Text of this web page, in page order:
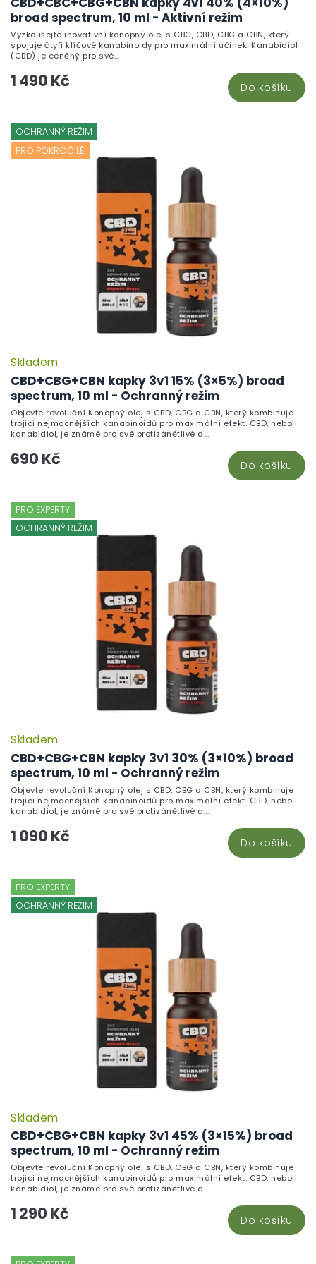
broad spectrum, 10 ml - Aktivní režim
1 490 Kč Do košíku
Vyzkoušejte inovativní konopný olej s CBC, CBD, CBG a CBN, který
spojuje čtyři klíčové kanabinoidy pro maximální účinek. Kanabidiol
(CBD) je ceněný pro své...
OCHRANNÝ REŽIM
PRO POKROČILÉ
CBD+CBG+CBN kapky 3v1 15% (3×5%) broad
spectrum, 10 ml - Ochranný režim
Skladem
690 Kč Do košíku
Objevte revoluční Konopný olej s CBD, CBG a CBN, který kombinuje
trojici nejmocnějších kanabinoidů pro maximální efekt. CBD, neboli
kanabidiol, je známé pro své protizánětlivé a...
PRO EXPERTY
OCHRANNÝ REŽIM
CBD+CBG+CBN kapky 3v1 30% (3×10%) broad
spectrum, 10 ml - Ochranný režim
Skladem
1 090 Kč Do košíku
Objevte revoluční Konopný olej s CBD, CBG a CBN, který kombinuje
trojici nejmocnějších kanabinoidů pro maximální efekt. CBD, neboli
kanabidiol, je známé pro své protizánětlivé a...
PRO EXPERTY
OCHRANNÝ REŽIM
CBD+CBG+CBN kapky 3v1 45% (3×15%) broad
spectrum, 10 ml - Ochranný režim
Skladem
1 290 Kč Do košíku
Objevte revoluční Konopný olej s CBD, CBG a CBN, který kombinuje
trojici nejmocnějších kanabinoidů pro maximální efekt. CBD, neboli
kanabidiol, je známé pro své protizánětlivé a...